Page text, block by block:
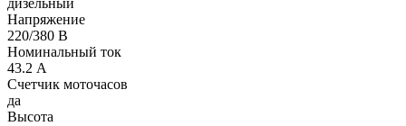
Напряжение
220/380 В
Номинальный ток
43.2 А
Счетчик моточасов
да
Высота